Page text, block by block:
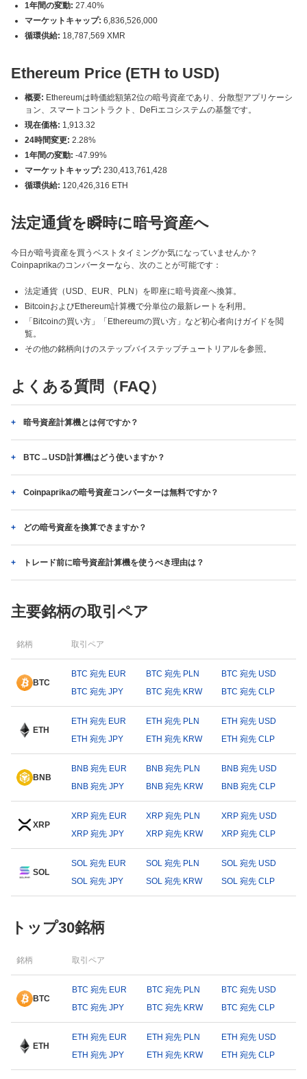
1年間の変動: 27.40%
マーケットキャップ: 6,836,526,000
循環供給: 18,787,569 XMR
Ethereum Price (ETH to USD)
概要: Ethereumは時価総額第2位の暗号資産であり、分散型アプリケーシ
ョン、スマートコントラクト、DeFiエコシステムの基盤です。
現在価格: 1,913.32
24時間変更: 2.28%
1年間の変動: -47.99%
マーケットキャップ: 230,413,761,428
循環供給: 120,426,316 ETH
法定通貨を瞬時に暗号資産へ
今日が暗号資産を買うベストタイミングか気になっていませんか？
Coinpaprikaのコンバーターなら、次のことが可能です：
法定通貨（USD、EUR、PLN）を即座に暗号資産へ換算。
BitcoinおよびEthereum計算機で分単位の最新レートを利用。
「Bitcoinの買い方」「Ethereumの買い方」など初心者向けガイドを閲
覧。
その他の銘柄向けのステップバイステップチュートリアルを参照。
よくある質問（FAQ）
暗号資産計算機とは何ですか？
BTC→USD計算機はどう使いますか？
Coinpaprikaの暗号資産コンバーターは無料ですか？
どの暗号資産を換算できますか？
トレード前に暗号資産計算機を使うべき理由は？
主要銘柄の取引ペア
銘柄 取引ペア
BTC
BTC 宛先 EUR BTC 宛先 PLN
BTC 宛先 USD
BTC 宛先 JPY
BTC 宛先 KRW BTC 宛先 CLP
ETH
ETH 宛先 EUR ETH 宛先 PLN
ETH 宛先 USD
ETH 宛先 JPY
ETH 宛先 KRW ETH 宛先 CLP
BNB
BNB 宛先 EUR BNB 宛先 PLN
BNB 宛先 USD
BNB 宛先 JPY
BNB 宛先 KRW BNB 宛先 CLP
XRP
XRP 宛先 EUR XRP 宛先 PLN
XRP 宛先 USD
XRP 宛先 JPY
XRP 宛先 KRW XRP 宛先 CLP
SOL
SOL 宛先 EUR SOL 宛先 PLN
SOL 宛先 USD
SOL 宛先 JPY
SOL 宛先 KRW SOL 宛先 CLP
トップ30銘柄
銘柄 取引ペア
BTC
BTC 宛先 EUR BTC 宛先 PLN
BTC 宛先 USD
BTC 宛先 JPY
BTC 宛先 KRW BTC 宛先 CLP
ETH
ETH 宛先 EUR ETH 宛先 PLN
ETH 宛先 USD
ETH 宛先 JPY
ETH 宛先 KRW ETH 宛先 CLP